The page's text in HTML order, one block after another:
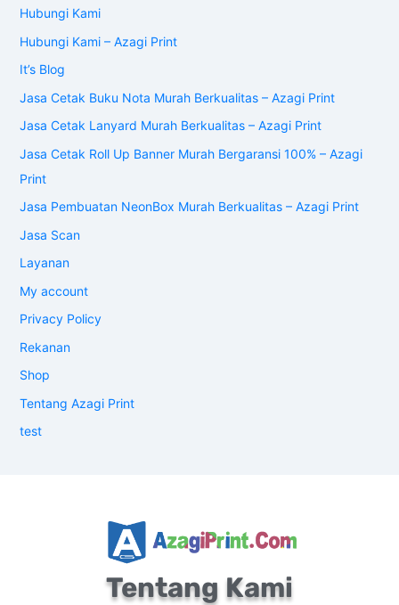
Hubungi Kami
Hubungi Kami – Azagi Print
It’s Blog
Jasa Cetak Buku Nota Murah Berkualitas – Azagi Print
Jasa Cetak Lanyard Murah Berkualitas – Azagi Print
Jasa Cetak Roll Up Banner Murah Bergaransi 100% – Azagi
Print
Jasa Pembuatan NeonBox Murah Berkualitas – Azagi Print
Jasa Scan
Layanan
My account
Privacy Policy
Rekanan
Shop
Tentang Azagi Print
test
Tentang Kami